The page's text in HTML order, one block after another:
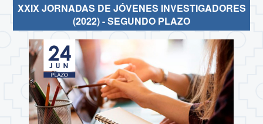
XXIX JORNADAS DE JÓVENES INVESTIGADORES
(2022) - SEGUNDO PLAZO